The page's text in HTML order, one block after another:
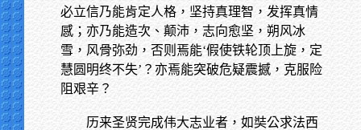
必立信乃能肯定人格，坚持真理智，发挥真情
感；亦乃能造次、颠沛，志向愈坚，朔风冰
雪，风骨弥劲，否则焉能‘假使铁轮顶上旋，定
慧圆明终不失’？亦焉能突破危疑震撼，克服险
阻艰辛？
历来圣贤完成伟大志业者，如奘公求法西